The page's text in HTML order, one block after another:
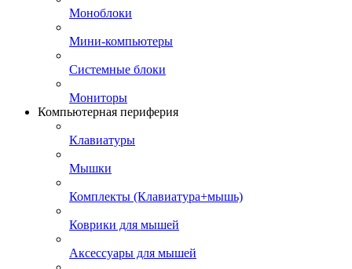
Моноблоки
Мини-компьютеры
Системные блоки
Мониторы
Компьютерная периферия
Клавиатуры
Мышки
Комплекты (Клавиатура+мышь)
Коврики для мышей
Аксессуары для мышей